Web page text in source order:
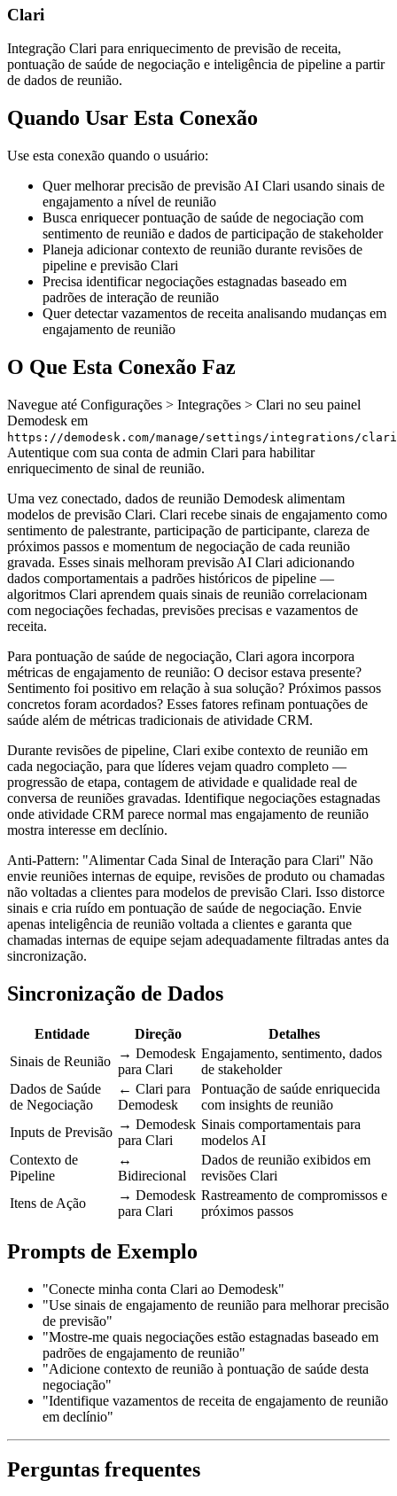
Clari
Integração Clari para enriquecimento de previsão de receita,
pontuação de saúde de negociação e inteligência de pipeline a partir
de dados de reunião.
Quando Usar Esta Conexão
Use esta conexão quando o usuário:
Quer melhorar precisão de previsão AI Clari usando sinais de
engajamento a nível de reunião
Busca enriquecer pontuação de saúde de negociação com
sentimento de reunião e dados de participação de stakeholder
Planeja adicionar contexto de reunião durante revisões de
pipeline e previsão Clari
Precisa identificar negociações estagnadas baseado em
padrões de interação de reunião
Quer detectar vazamentos de receita analisando mudanças em
engajamento de reunião
O Que Esta Conexão Faz
Navegue até Configurações > Integrações > Clari no seu painel
Demodesk em
https://demodesk.com/manage/settings/integrations/clari
Autentique com sua conta de admin Clari para habilitar
enriquecimento de sinal de reunião.
Uma vez conectado, dados de reunião Demodesk alimentam
modelos de previsão Clari. Clari recebe sinais de engajamento como
sentimento de palestrante, participação de participante, clareza de
próximos passos e momentum de negociação de cada reunião
gravada. Esses sinais melhoram previsão AI Clari adicionando
dados comportamentais a padrões históricos de pipeline —
algoritmos Clari aprendem quais sinais de reunião correlacionam
com negociações fechadas, previsões precisas e vazamentos de
receita.
Para pontuação de saúde de negociação, Clari agora incorpora
métricas de engajamento de reunião: O decisor estava presente?
Sentimento foi positivo em relação à sua solução? Próximos passos
concretos foram acordados? Esses fatores refinam pontuações de
saúde além de métricas tradicionais de atividade CRM.
Durante revisões de pipeline, Clari exibe contexto de reunião em
cada negociação, para que líderes vejam quadro completo —
progressão de etapa, contagem de atividade e qualidade real de
conversa de reuniões gravadas. Identifique negociações estagnadas
onde atividade CRM parece normal mas engajamento de reunião
mostra interesse em declínio.
Anti-Pattern: "Alimentar Cada Sinal de Interação para Clari" Não
envie reuniões internas de equipe, revisões de produto ou chamadas
não voltadas a clientes para modelos de previsão Clari. Isso distorce
sinais e cria ruído em pontuação de saúde de negociação. Envie
apenas inteligência de reunião voltada a clientes e garanta que
chamadas internas de equipe sejam adequadamente filtradas antes da
sincronização.
Sincronização de Dados
Entidade Direção
Detalhes
Sinais de Reunião
→ Demodesk
para Clari
Engajamento, sentimento, dados
de stakeholder
Dados de Saúde
de Negociação
← Clari para
Demodesk
Pontuação de saúde enriquecida
com insights de reunião
Inputs de Previsão
→ Demodesk
para Clari
Sinais comportamentais para
modelos AI
Contexto de
Pipeline
↔
Bidirecional
Dados de reunião exibidos em
revisões Clari
Itens de Ação
→ Demodesk
para Clari
Rastreamento de compromissos e
próximos passos
Prompts de Exemplo
"Conecte minha conta Clari ao Demodesk"
"Use sinais de engajamento de reunião para melhorar precisão
de previsão"
"Mostre-me quais negociações estão estagnadas baseado em
padrões de engajamento de reunião"
"Adicione contexto de reunião à pontuação de saúde desta
negociação"
"Identifique vazamentos de receita de engajamento de reunião
em declínio"
Perguntas frequentes